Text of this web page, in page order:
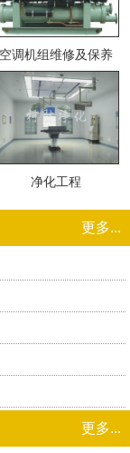
空调机组维修及保养
净化工程
更多...
更多...